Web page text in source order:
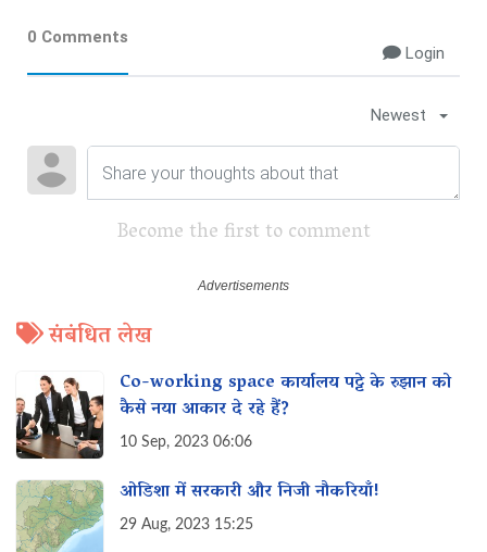
0 Comments
Login
Newest
Become the first to comment
संबंधित लेख
Co-working space कार्यालय पट्टे के रुझान को
कैसे नया आकार दे रहे हैं?
10 Sep, 2023 06:06
ओडिशा में सरकारी और निजी नौकरियाँ!
29 Aug, 2023 15:25